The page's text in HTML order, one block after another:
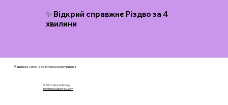
✨ Відкрий справжнє Різдво за 4
хвилини
💛 Швидко. Легко. І з ясністю в кожному рішенні.
© 2026 Neurolutionary
info@neurolutionary.com